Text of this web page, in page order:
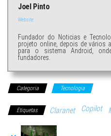
Joel Pinto
Website
Fundador do Noticias e
projeto online, depois de vários
para o sistema Android,
fundadores.
Categoria Tecnologia
Etiquetas Claranet Copilot